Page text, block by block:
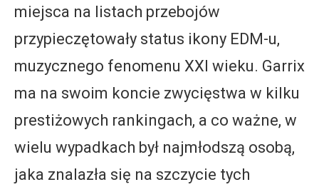
miejsca na listach przebojów
przypieczętowały status ikony EDM-u,
muzycznego fenomenu XXI wieku. Garrix
ma na swoim koncie zwycięstwa w kilku
prestiżowych rankingach, a co ważne, w
wielu wypadkach był najmłodszą osobą,
jaka znalazła się na szczycie tych